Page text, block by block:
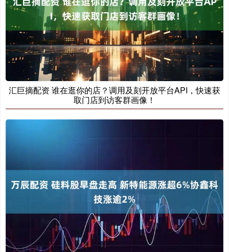
汇巨摘配资 谁在逛你的店？调用及刻开放平台API，快速获
取门店到访客群画像！